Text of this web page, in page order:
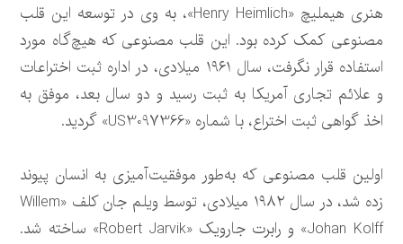
هنری هیملیچ «Henry Heimlich»، به وی در توسعه این قلب
مصنوعی کمک کرده بود. این قلب مصنوعی که هیچ‌گاه مورد
استفاده قرار نگرفت، سال ۱۹۶۱ میلادی، در اداره ثبت اختراعات
و علائم تجاری آمریکا به ثبت رسید و دو سال بعد، موفق به
اخذ گواهی ثبت اختراع، با شماره «US3097366» گردید.
اولین قلب مصنوعی که به‌طور موفقیت‌آمیزی به انسان پیوند
زده شد، در سال ۱۹۸۲ میلادی، توسط ویلم جان کلف «Willem
Johan Kolff» و رابرت جارویک «Robert Jarvik» ساخته شد.